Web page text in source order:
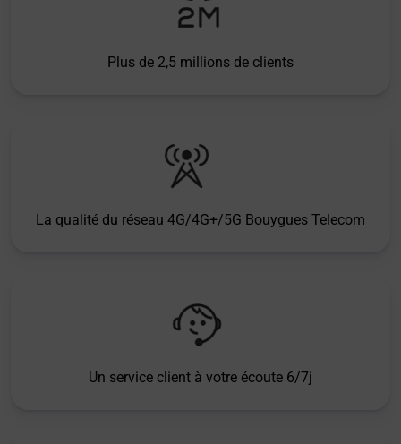
Plus de 2,5 millions de clients
La qualité du réseau 4G/4G+/5G Bouygues Telecom
Un service client à votre écoute 6/7j